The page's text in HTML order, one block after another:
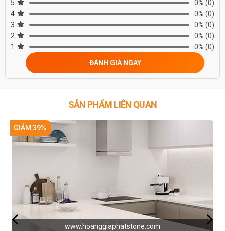
Đá ốp tủ bếp, đá ốp mặt bàn bếp sang trọng, tiện nghi với mẫu đá
nhân tạo hi-macs S106 cao cấp.
Đem lại sự mới mẻ cho không gian sống, ngoài ứng dụng ở phòng
bếp, ta cũng có thể sử dụng mẫu đá nhân tạo cao cấp này ở khu
vực ngoài trời, sảnh lễ tân, bàn làm việc, đá ốp tường…
5 0% (0)
4
0% (0)
3
0% (0)
2
0% (0)
1
0% (0)
ĐÁNH GIÁ NGAY
SẢN PHẨM LIÊN QUAN